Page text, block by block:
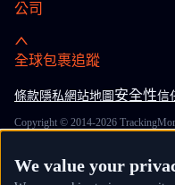
公司
全球包裹追蹤
條款隱私網站地圖 安全性信
Copyright © 2014-2026
We value your